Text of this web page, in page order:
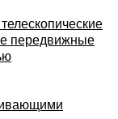
передвижные